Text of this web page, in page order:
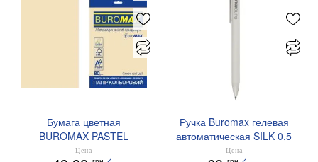
Бумага цветная
BUROMAX PASTEL
EUROMAX 20 арк А4 80 г/
Цена
Ручка Buromax гелевая
автоматическая SILK 0,5
мм синие чернила
Цена